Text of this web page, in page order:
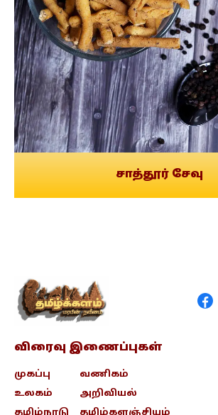
சாத்தூர் சேவு
விரைவு இணைப்புகள்
முகப்பு
உலகம்
தமிழ்நாடு
வணிகம்
அறிவியல்
தமிழ்களஞ்சியம்